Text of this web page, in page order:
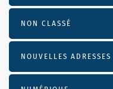
NON CLASSÉ
NOUVELLES ADRESSES